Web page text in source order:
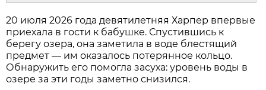
20 июля 2026 года девятилетняя Харпер впервые
приехала в гости к бабушке. Спустившись к
берегу озера, она заметила в воде блестящий
предмет — им оказалось потерянное кольцо.
Обнаружить его помогла засуха: уровень воды в
озере за эти годы заметно снизился.